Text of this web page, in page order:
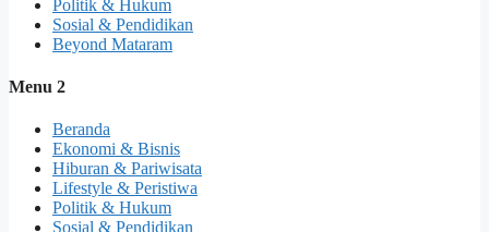
Politik & Hukum
Sosial & Pendidikan
Beyond Mataram
Menu 2
Beranda
Ekonomi & Bisnis
Hiburan & Pariwisata
Lifestyle & Peristiwa
Politik & Hukum
Sosial & Pendidikan